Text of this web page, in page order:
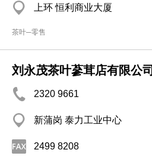
上环 恒利商业大厦
茶叶─零售
刘永茂茶叶蔘茸店有限公司
2320 9661
新蒲岗 泰力工业中心
2499 8208